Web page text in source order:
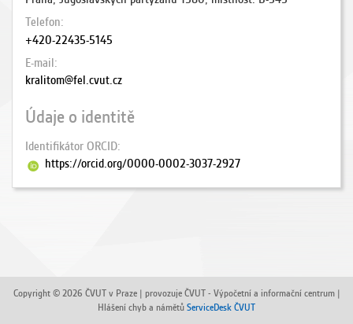
Telefon
+420-22435-5145
E-mail
kralitom@fel.cvut.cz
Údaje o identitě
Identifikátor ORCID
https://orcid.org/0000-0002-3037-2927
Copyright © 2026 ČVUT v Praze | provozuje ČVUT - Výpočetní a informační centrum |
Hlášení chyb a námětů ServiceDesk ČVUT